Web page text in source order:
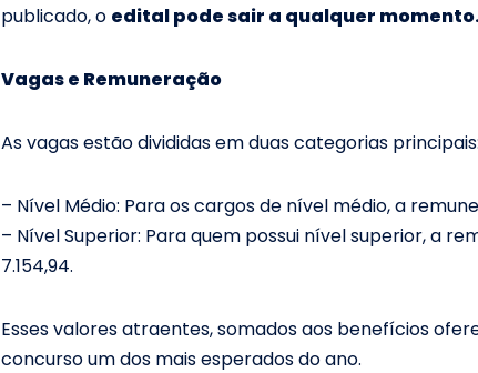
publicado, o edital pode sair a qualquer
Vagas e Remuneração
As vagas estão divididas em duas categorias principais:
– Nível Médio: Para os cargos de nível médio, a
– Nível Superior: Para quem possui nível superior, a
7.154,94.
Esses valores atraentes, somados aos benefícios
concurso um dos mais esperados do ano.